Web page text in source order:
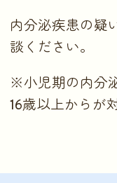
内分泌疾患の疑
談ください。
※小児期の内分
16歳以上からが